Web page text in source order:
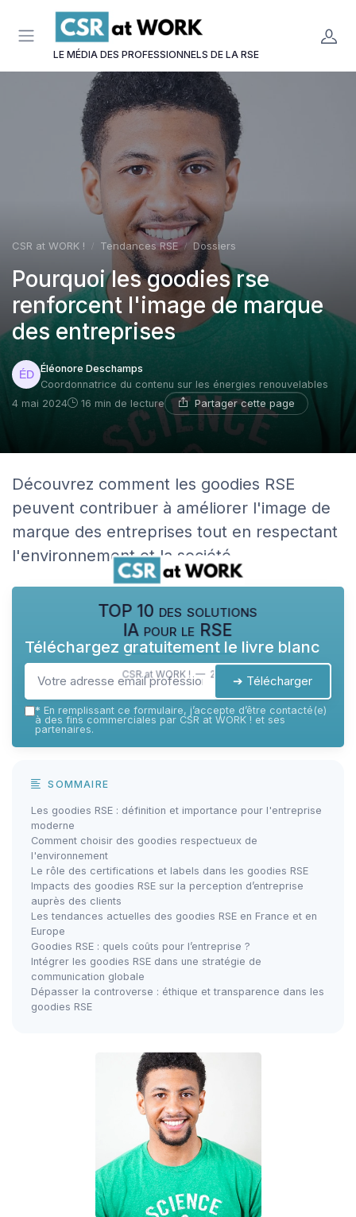
LE MÉDIA DES PROFESSIONNELS DE LA RSE
CSR at WORK ! Tendances RSE Dossiers
Pourquoi les goodies rse
renforcent l'image de marque
des entreprises
Éléonore Deschamps
Coordonnatrice du contenu sur les énergies renouvelables
4 mai 2024
16 min de lecture Partager cette page
Découvrez comment les goodies RSE
peuvent contribuer à améliorer l'image de
marque des entreprises tout en respectant
l'environnement et la société.
TOP 10 des solutions
IA pour le RSE
CSR at WORK ! — 2026
Téléchargez gratuitement le livre blanc
➔ Télécharger
* En remplissant ce formulaire, j’accepte d’être contacté(e)
à des fins commerciales par CSR at WORK ! et ses
partenaires.
SOMMAIRE
Les goodies RSE : définition et importance pour l'entreprise
moderne
Comment choisir des goodies respectueux de
l'environnement
Le rôle des certifications et labels dans les goodies RSE
Impacts des goodies RSE sur la perception d’entreprise
auprès des clients
Les tendances actuelles des goodies RSE en France et en
Europe
Goodies RSE : quels coûts pour l’entreprise ?
Intégrer les goodies RSE dans une stratégie de
communication globale
Dépasser la controverse : éthique et transparence dans les
goodies RSE
Panneau de gestion des cookies